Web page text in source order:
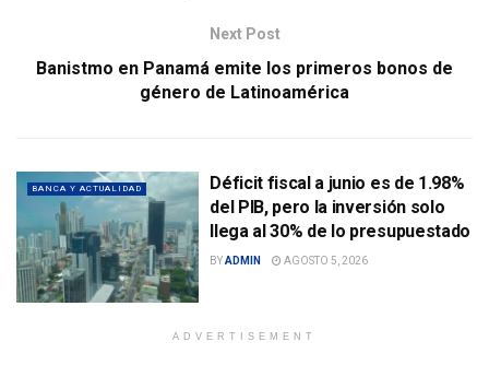
Next Post
Banistmo en Panamá emite los primeros bonos de
género de Latinoamérica
BANCA Y ACTUALIDAD
Déficit fiscal a junio es de 1.98%
del PIB, pero la inversión solo
llega al 30% de lo presupuestado
BYADMIN AGOSTO 5, 2026
ADVERTISEMENT